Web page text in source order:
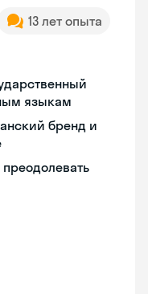
13 лет опыта
языкам
бренд и